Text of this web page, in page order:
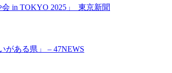
in TOKYO 2025」 東京新聞
がある県」 – 47NEWS